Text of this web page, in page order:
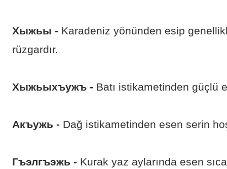
Хыжьы - Karadeniz yönünden esip
rüzgardır.
Хыжьыхъужъ - Batı istikametinden güçlü
Акъужь - Dağ istikametinden esen serin
Гъэлгъэжь - Kurak yaz aylarında esen